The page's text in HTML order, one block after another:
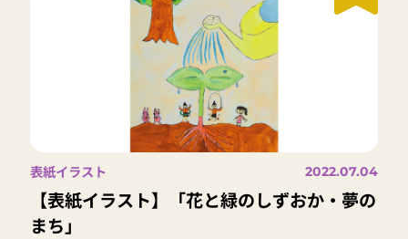
表紙イラスト 2022.07.04
【表紙イラスト】「花と緑のしずおか・夢の
まち」